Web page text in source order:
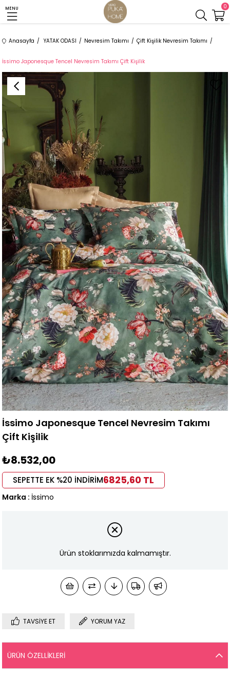
MENU 0
Anasayfa YATAK ODASI Nevresim Takımı Çift Kişilik Nevresim Takımı
İssimo Japonesque Tencel Nevresim Takımı Çift Kişilik
İssimo Japonesque Tencel Nevresim Takımı
Çift Kişilik
₺8.532,00
SEPETTE EK %20 İNDİRİM6825,60 TL
Marka : İssimo
Ürün stoklarımızda kalmamıştır.
TAVSIYE ET YORUM YAZ
ÜRÜN ÖZELLIKLERI